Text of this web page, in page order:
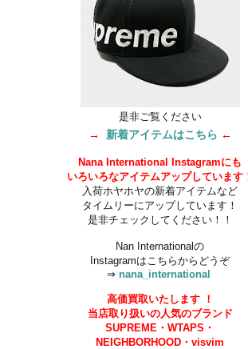
是非ご覧ください
→ 新着アイテムはこちら ←
Nana International Instagramにも
いろいろなアイテムアップしています
入荷ホヤホヤの新着アイテムなど
タイムリーにアップしています！
是非チェックしてください！！
Nan Internationalの
Instagramはこちらからどうぞ
⇒ nana_international
高価買取いたします！
当店取り扱いの人気のブランド
SUPREME・WTAPS・
NEIGHBORHOOD・visvim